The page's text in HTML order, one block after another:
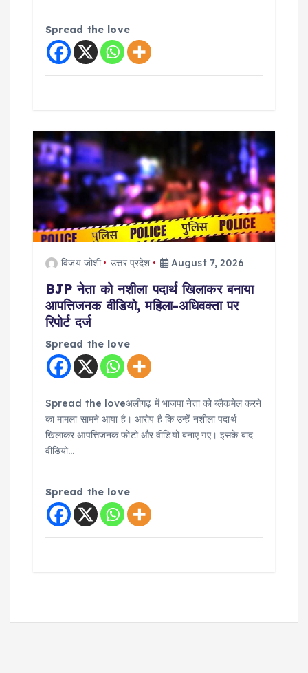
Spread the love
विजय जोशी उत्तर प्रदेश August 7, 2026
BJP नेता को नशीला पदार्थ खिलाकर बनाया
आपत्तिजनक वीडियो, महिला-अधिवक्ता पर
रिपोर्ट दर्ज
Spread the love
Spread the loveअलीगढ़ में भाजपा नेता को ब्लैकमेल करने
का मामला सामने आया है। आरोप है कि उन्हें नशीला पदार्थ
खिलाकर आपत्तिजनक फोटो और वीडियो बनाए गए। इसके बाद
वीडियो…
Spread the love